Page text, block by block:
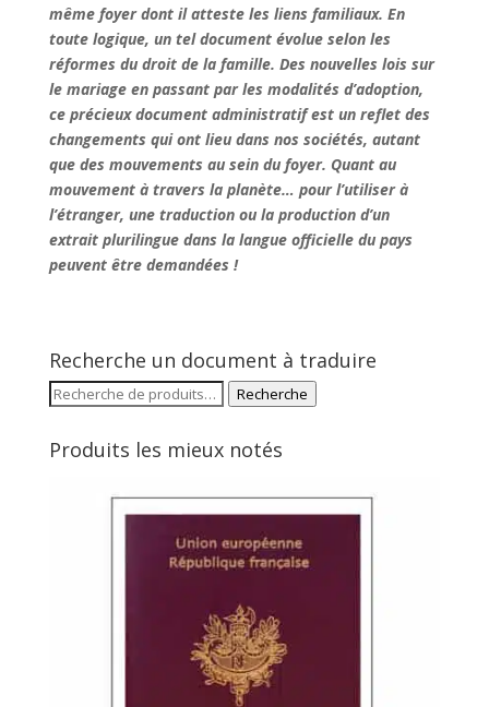
même foyer dont il atteste les liens familiaux. En
toute logique, un tel document évolue selon les
réformes du droit de la famille. Des nouvelles lois sur
le mariage en passant par les modalités d’adoption,
ce précieux document administratif est un reflet des
changements qui ont lieu dans nos sociétés, autant
que des mouvements au sein du foyer. Quant au
mouvement à travers la planète… pour l’utiliser à
l’étranger, une traduction ou la production d’un
extrait plurilingue dans la langue officielle du pays
peuvent être demandées !
Recherche un document à traduire
Recherche
Recherche
Produits les mieux notés